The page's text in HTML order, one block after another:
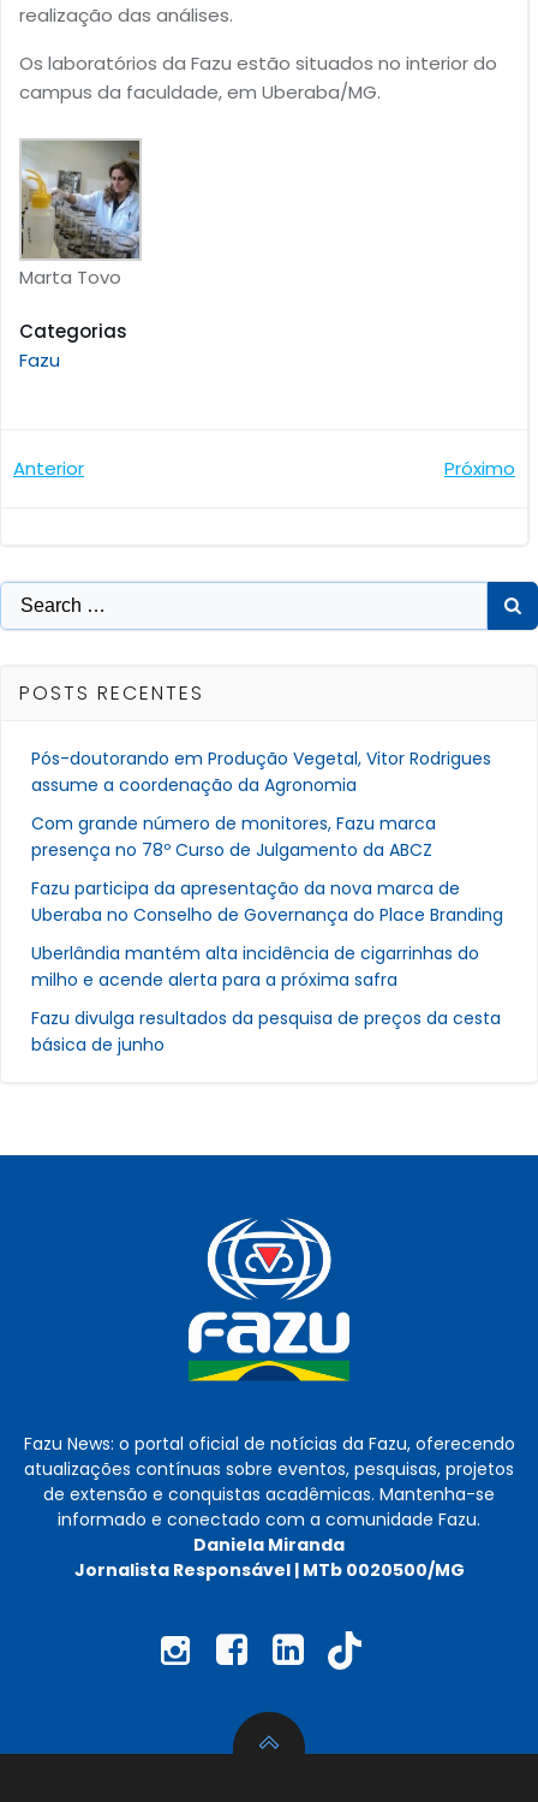
realização das análises.
Os laboratórios da Fazu estão situados no interior do
campus da faculdade, em Uberaba/MG.
Marta Tovo
Categorias
Fazu
Navegação
Post
Anterior
Post
Próximo
Search
for:
POSTS RECENTES
Pós-doutorando em Produção Vegetal, Vitor Rodrigues
assume a coordenação da Agronomia
Com grande número de monitores, Fazu marca
presença no 78º Curso de Julgamento da ABCZ
Fazu participa da apresentação da nova marca de
Uberaba no Conselho de Governança do Place Branding
Uberlândia mantém alta incidência de cigarrinhas do
milho e acende alerta para a próxima safra
Fazu divulga resultados da pesquisa de preços da cesta
básica de junho
Fazu News: o portal oficial de notícias da Fazu, oferecendo
atualizações contínuas sobre eventos, pesquisas, projetos
de extensão e conquistas acadêmicas. Mantenha-se
informado e conectado com a comunidade Fazu.
Daniela Miranda
Jornalista Responsável | MTb 0020500/MG